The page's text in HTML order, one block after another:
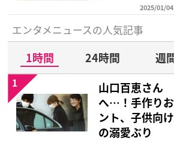
2025/01/
エンタメニュースの人気記事
1時間 24時間 週
山口百恵さん
へ…！手作り
ント、子供向
の溺愛ぶり
1